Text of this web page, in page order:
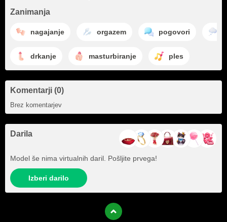
Zanimanja
nagajanje orgazem pogovori
drkanje masturbiranje ples
Komentarji (0)
Brez komentarjev
Darila
Model še nima virtualnih daril. Pošljite prvega!
Izberi darilo